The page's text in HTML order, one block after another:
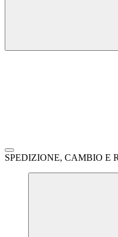
SPEDIZIONE, CAMBIO E